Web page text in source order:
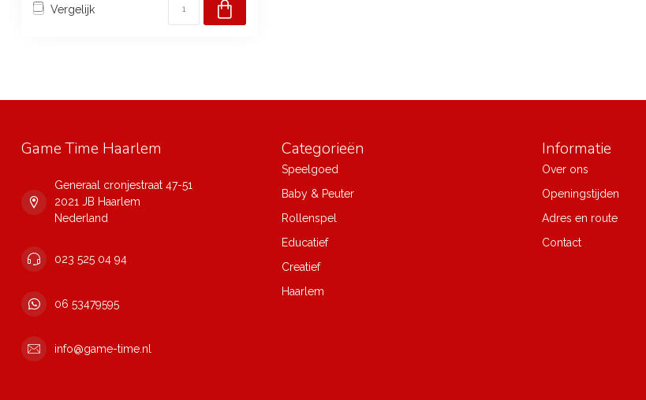
Vergelijk
Game Time Haarlem
Generaal cronjestraat 47-51
2021 JB Haarlem
Nederland
023 525 04 94
06 53479595
info@game-time.nl
Categorieën
Speelgoed
Baby & Peuter
Rollenspel
Educatief
Creatief
Haarlem
Informatie
Over ons
Openingstijden
Adres en route
Contact